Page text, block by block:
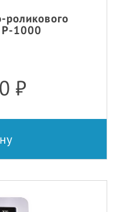
1000
₽